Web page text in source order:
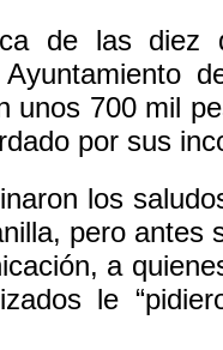
de las diez
unos 700 mil
por sus
los
pero antes
a
le